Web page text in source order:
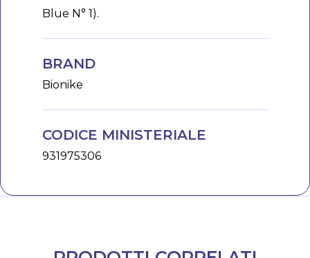
Blue N° 1).
BRAND
Bionike
CODICE MINISTERIALE
931975306